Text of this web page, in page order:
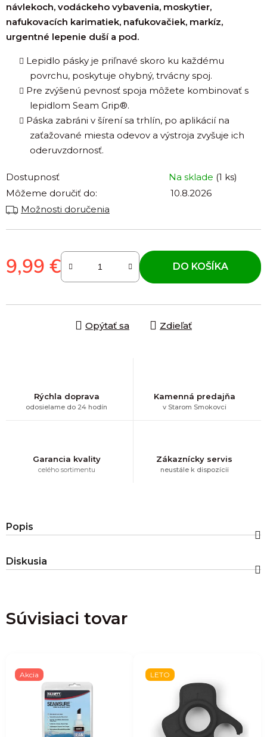
návlekoch, vodáckeho vybavenia, moskytier,
nafukovacích karimatiek, nafukovačiek, markíz,
urgentné lepenie duší a pod.
Lepidlo pásky je priľnavé skoro ku každému
povrchu, poskytuje ohybný, trvácny spoj.
Pre zvýšenú pevnosť spoja môžete kombinovať s
lepidlom Seam Grip®.
Páska zabráni v šírení sa trhlín, po aplikácií na
zaťažované miesta odevov a výstroja zvyšuje ich
oderuvzdornosť.
Dostupnosť Na sklade (1 ks)
Môžeme doručiť do:
10.8.2026
Možnosti doručenia
9,99 €
Jednotková cena:
DO KOŠÍKA
Opýtať sa Zdieľať
Rýchla doprava
odosielame do 24 hodín
Kamenná predajňa
v Starom Smokovci
Garancia kvality
celého sortimentu
Zákaznícky servis
neustále k dispozícii
Popis
Diskusia
Súvisiaci tovar
Akcia LETO